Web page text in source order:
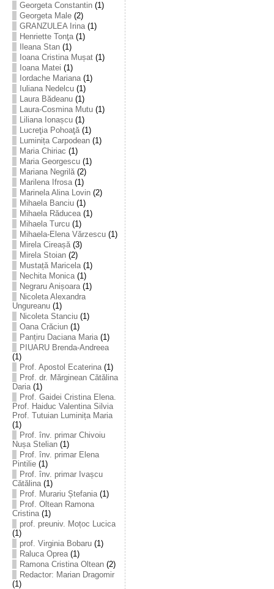
Georgeta Constantin(1)
Georgeta Male(2)
GRANZULEA Irina(1)
Henriette Tonţa(1)
Ileana Stan(1)
Ioana Cristina Mușat(1)
Ioana Matei (1)
Iordache Mariana(1)
Iuliana Nedelcu(1)
Laura Bădeanu(1)
Laura-Cosmina Mutu(1)
Liliana Ionașcu(1)
Lucreţia Pohoaţă(1)
Luminița Carpodean(1)
Maria Chiriac (1)
Maria Georgescu(1)
Mariana Negrilă(2)
Marilena Ifrosa(1)
Marinela Alina Lovin(2)
Mihaela Banciu(1)
Mihaela Răducea(1)
Mihaela Turcu(1)
Mihaela-Elena Vărzescu(1)
Mirela Cireașă(3)
Mirela Stoian(2)
Mustață Maricela(1)
Nechita Monica(1)
Negraru Anișoara(1)
Nicoleta Alexandra
Ungureanu(1)
Nicoleta Stanciu(1)
Oana Crăciun(1)
Panțiru Daciana Maria(1)
PIUARU Brenda-Andreea
(1)
Prof. Apostol Ecaterina(1)
Prof. dr. Mărginean Cătălina
Daria(1)
Prof. Gaidei Cristina Elena.
Prof. Haiduc Valentina Silvia
Prof. Tutuian Luminița Maria
(1)
Prof. înv. primar Chivoiu
Nușa Stelian(1)
Prof. înv. primar Elena
Pintilie(1)
Prof. înv. primar Ivașcu
Cătălina(1)
Prof. Murariu Ștefania(1)
Prof. Oltean Ramona
Cristina(1)
prof. preuniv. Moțoc Lucica
(1)
prof. Virginia Bobaru(1)
Raluca Oprea(1)
Ramona Cristina Oltean(2)
Redactor: Marian Dragomir
(1)